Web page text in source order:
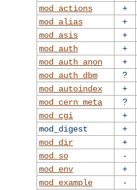
mod_actions
+
mod_alias
+
mod_asis
+
mod_auth
+
mod_auth_anon
+
mod_auth_dbm
?
mod_autoindex
+
mod_cern_meta
?
mod_cgi
+
mod_digest
+
mod_dir
+
mod_so
-
mod_env
+
mod_example
-